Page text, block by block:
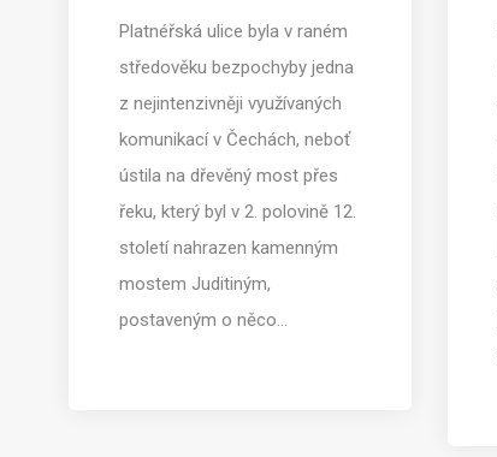
Platnéřská ulice byla v raném
středověku bezpochyby jedna
z nejintenzivněji využívaných
komunikací v Čechách, neboť
ústila na dřevěný most přes
řeku, který byl v 2. polovině 12.
století nahrazen kamenným
mostem Juditiným,
postaveným o něco…